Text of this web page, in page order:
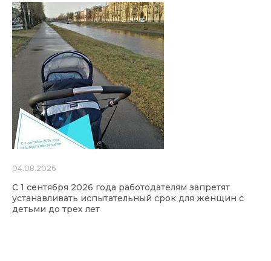
04.08.2026
С 1 сентября 2026 года работодателям запретят
устанавливать испытательный срок для женщин с
детьми до трех лет